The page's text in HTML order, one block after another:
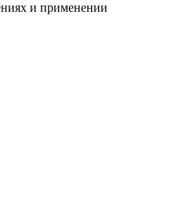
и применении